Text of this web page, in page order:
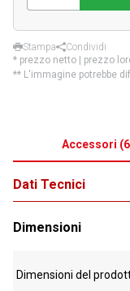
Stampa
Condividi
* prezzo netto | prezzo
** L'immagine potrebbe
Accessori (6
Dati Tecnici
Dimensioni
Dimensioni del